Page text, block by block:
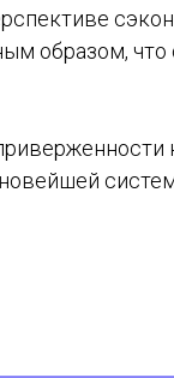
образом, что